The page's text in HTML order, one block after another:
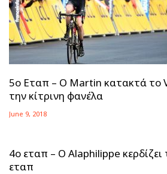
5ο Εταπ – Ο Martin κατακτά το
την κίτρινη φανέλα
June 9, 2018
4ο εταπ – Ο Alaphilippe
εταπ